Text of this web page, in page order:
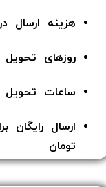
هزینه ارسال
روزهای تحویل
ساعات تحویل
تومان​​​​​​​